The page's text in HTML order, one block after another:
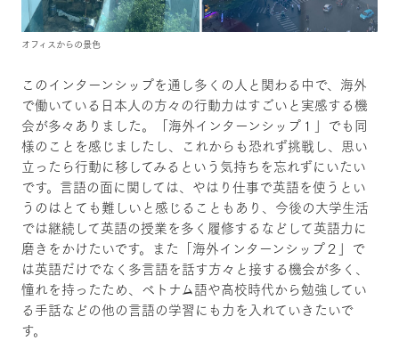
オフィスからの景色
このインターンシップを通し多くの人と関わる中で、海外
で働いている日本人の方々の行動力はすごいと実感する機
会が多々ありました。「海外インターンシップ１」でも同
様のことを感じましたし、これからも恐れず挑戦し、思い
立ったら行動に移してみるという気持ちを忘れずにいたい
です。言語の面に関しては、やはり仕事で英語を使うとい
うのはとても難しいと感じることもあり、今後の大学生活
では継続して英語の授業を多く履修するなどして英語力に
磨きをかけたいです。また「海外インターンシップ２」で
は英語だけでなく多言語を話す方々と接する機会が多く、
憧れを持ったため、ベトナム語や高校時代から勉強してい
る手話などの他の言語の学習にも力を入れていきたいで
す。